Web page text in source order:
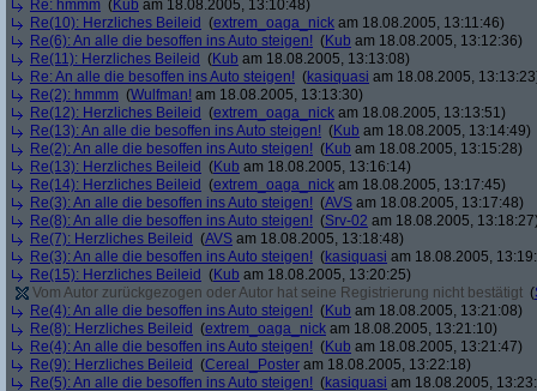
Re: hmmm (Kub am 18.08.2005, 13:10:48)
Re(10): Herzliches Beileid (extrem_oaga_nick am 18.08.2005, 13:11:46)
Re(6): An alle die besoffen ins Auto steigen! (Kub am 18.08.2005, 13:12:36)
Re(11): Herzliches Beileid (Kub am 18.08.2005, 13:13:08)
Re: An alle die besoffen ins Auto steigen! (kasiquasi am 18.08.2005,
Re(2): hmmm (Wulfman! am 18.08.2005, 13:13:30)
Re(12): Herzliches Beileid (extrem_oaga_nick am 18.08.2005, 13:13:51)
Re(13): An alle die besoffen ins Auto steigen! (Kub am 18.08.2005, 13:14:49)
Re(2): An alle die besoffen ins Auto steigen! (Kub am 18.08.2005, 13:15:28)
Re(13): Herzliches Beileid (Kub am 18.08.2005, 13:16:14)
Re(14): Herzliches Beileid (extrem_oaga_nick am 18.08.2005, 13:17:45)
Re(3): An alle die besoffen ins Auto steigen! (AVS am 18.08.2005, 13:17:48)
Re(8): An alle die besoffen ins Auto steigen! (Srv-02 am 18.08.2005,
Re(7): Herzliches Beileid (AVS am 18.08.2005, 13:18:48)
Re(3): An alle die besoffen ins Auto steigen! (kasiquasi am 18.08.2005,
Re(15): Herzliches Beileid (Kub am 18.08.2005, 13:20:25)
Vom Autor zurückgezogen oder Autor hat seine Registrierung nicht bestätigt (
Re(4): An alle die besoffen ins Auto steigen! (Kub am 18.08.2005, 13:21:08)
Re(8): Herzliches Beileid (extrem_oaga_nick am 18.08.2005, 13:21:10)
Re(4): An alle die besoffen ins Auto steigen! (Kub am 18.08.2005, 13:21:47)
Re(9): Herzliches Beileid (Cereal_Poster am 18.08.2005, 13:22:18)
Re(5): An alle die besoffen ins Auto steigen! (kasiquasi am 18.08.2005,